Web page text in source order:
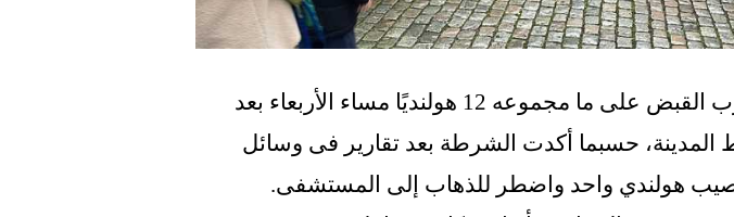
أصيب هولندي واحد واضطر للذهاب إلى المستشفى.